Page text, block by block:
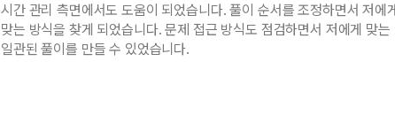
시간 관리 측면에서도 도움이 되었습니다. 풀이 순서를 조정하면서 저에게
맞는 방식을 찾게 되었습니다. 문제 접근 방식도 점검하면서 저에게 맞는
일관된 풀이를 만들 수 있었습니다.